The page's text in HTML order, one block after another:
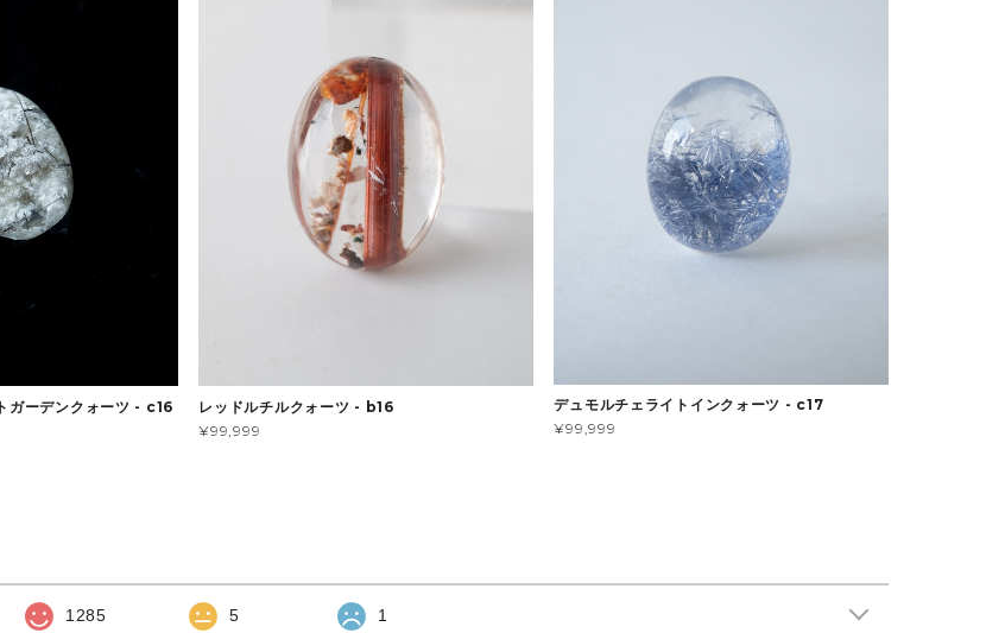
ガーデンクォーツ - c16
レッドルチルクォーツ - b16
¥99,999
デュモルチェライトインクォーツ - c17
¥99,999
1285 5 1